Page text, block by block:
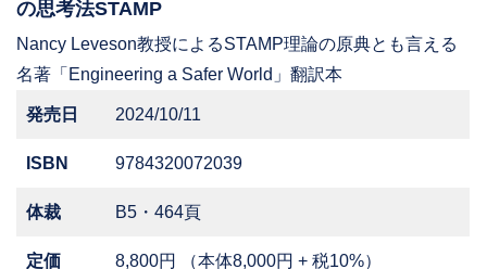
の思考法STAMP
Nancy Leveson教授によるSTAMP理論の原典とも言える
名著「Engineering a Safer World」翻訳本
発売日 2024/10/11
ISBN 9784320072039
体裁 B5・464頁
定価 8,800円 （本体8,000円 + 税10%）